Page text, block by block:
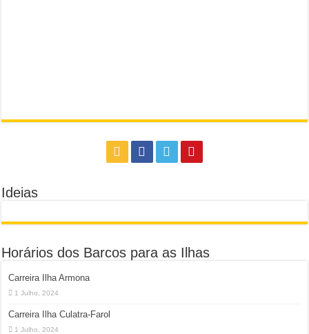
Ideias
Horários dos Barcos para as Ilhas
Carreira Ilha Armona
1 Julho, 2024
Carreira Ilha Culatra-Farol
1 Julho, 2024